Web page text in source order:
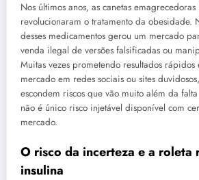
Nos últimos anos, as canetas emagrecedoras
revolucionaram o tratamento da obesidade.
desses medicamentos gerou um mercado
venda ilegal de versões falsificadas ou
Muitas vezes prometendo resultados
mercado em redes sociais ou sites
escondem riscos que vão muito além da
não é único risco injetável disponível com
mercado.
O risco da incerteza e a roleta
insulina